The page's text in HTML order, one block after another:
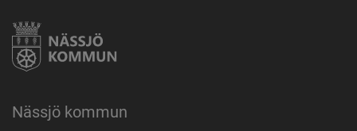
Nässjö kommun